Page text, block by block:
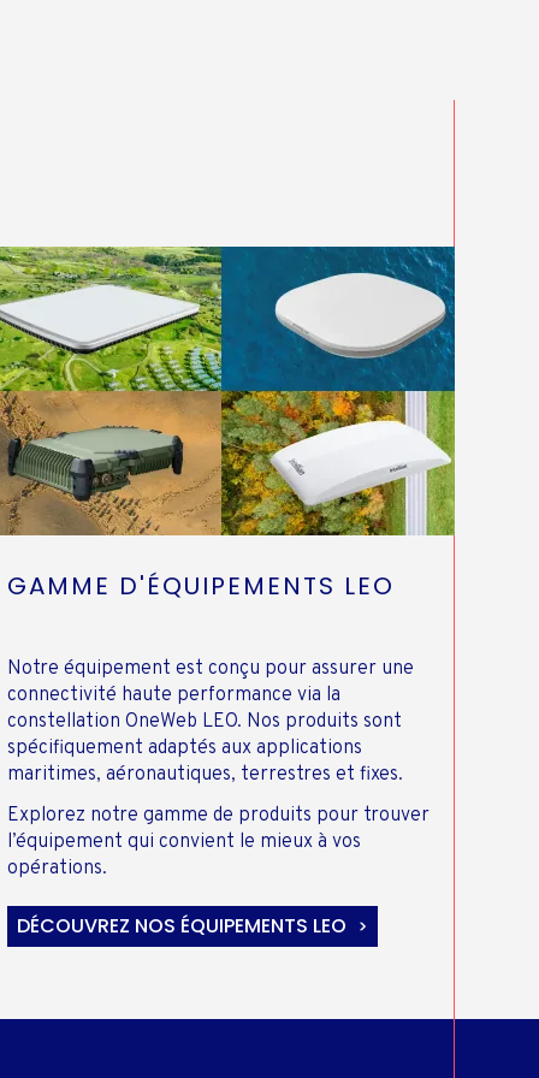
GAMME D'ÉQUIPEMENTS LEO
Notre équipement est conçu pour assurer une
connectivité haute performance via la
constellation OneWeb LEO. Nos produits sont
spécifiquement adaptés aux applications
maritimes, aéronautiques, terrestres et fixes.
Explorez notre gamme de produits pour trouver
l’équipement qui convient le mieux à vos
opérations.
DÉCOUVREZ NOS ÉQUIPEMENTS LEO